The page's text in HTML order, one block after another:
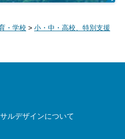
・学校 > 小・中・高校、特別支援
ルデザインについて